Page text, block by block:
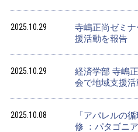
2025.10.29
寺嶋正尚ゼミ
援活動を報告
2025.10.29
経済学部 寺嶋
会で地域支援
2025.10.08
「アパレルの
修 ：パタゴニ